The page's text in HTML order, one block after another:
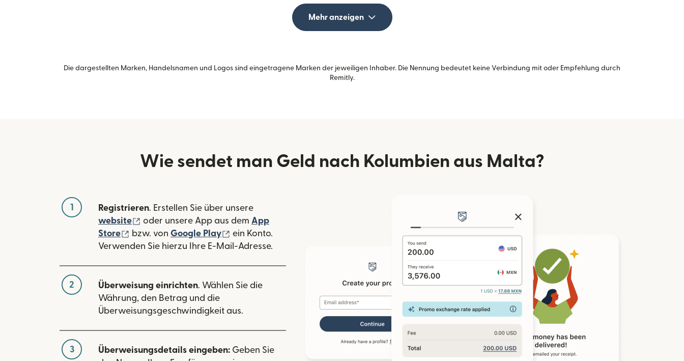
Mehr anzeigen
Die dargestellten Marken, Handelsnamen und Logos sind eingetragene Marken der jeweiligen Inhaber. Die Nennung bedeutet keine Verbindung mit oder Empfehlung durch
Remitly.
Wie sendet man Geld nach Kolumbien aus Malta?
1 Registrieren. Erstellen Sie über unsere
website
(wird in einem neuen Fenster geöffnet)
oder unsere App aus dem App
Store
(wird in einem neuen Fenster geöffnet)
bzw. von Google Play (wird in einem neuen Fenster geöffnet)
ein Konto.
Verwenden Sie hierzu Ihre E-Mail-Adresse.
2 Überweisung einrichten. Wählen Sie die
Währung, den Betrag und die
Überweisungsgeschwindigkeit aus.
3 Überweisungsdetails eingeben: Geben Sie